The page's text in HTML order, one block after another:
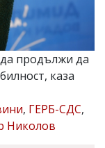
продължи да
каза
, ГЕРБ-СДС,
Николов